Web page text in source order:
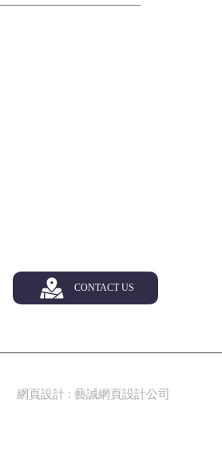
CONTACT US
網頁設計 : 藝誠網頁設計公司